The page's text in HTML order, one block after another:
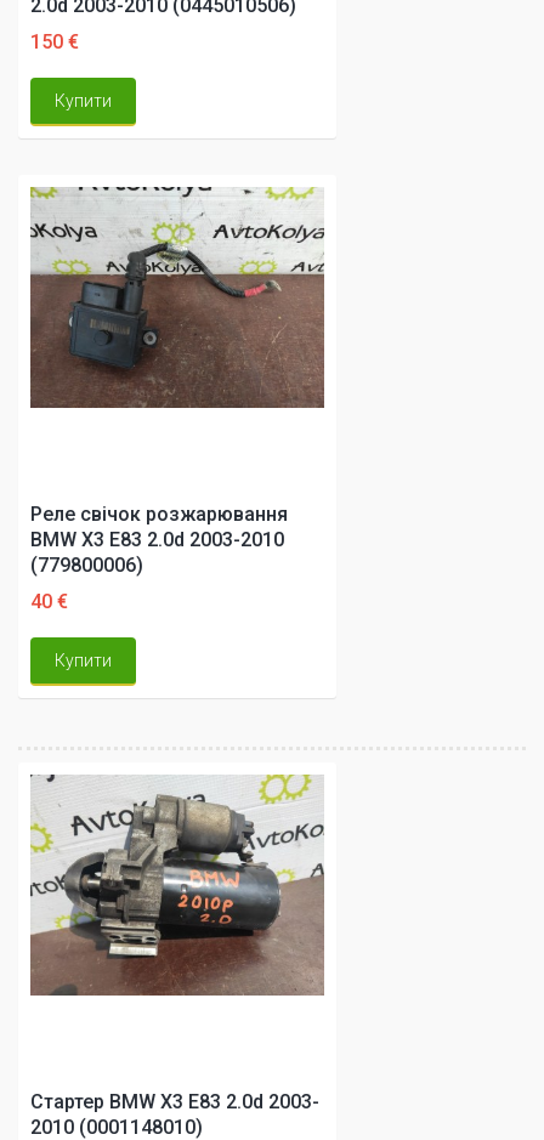
2.0d 2003-2010 (0445010506)
150 €
Купити
Реле свічок розжарювання
BMW X3 E83 2.0d 2003-2010
(779800006)
40 €
Купити
Стартер BMW X3 E83 2.0d 2003-
2010 (0001148010)